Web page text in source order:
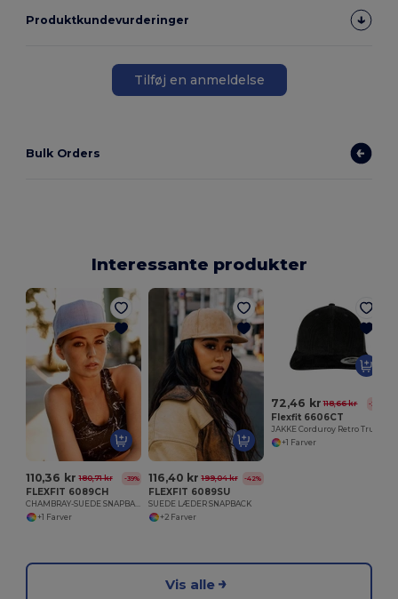
Produktkundevurderinger
Tilføj en anmeldelse
Bulk Orders
Interessante produkter
110,36 kr 180,71 kr -39%
FLEXFIT 6089CH
CHAMBRAY-SUEDE SNAPBACK CHAMBRAY
+1 Farver
116,40 kr 199,04 kr -42%
FLEXFIT 6089SU
SUEDE LÆDER SNAPBACK
+2 Farver
72,46 kr 118,66 kr -39%
Flexfit 6606CT
+1 Farver
Vis alle